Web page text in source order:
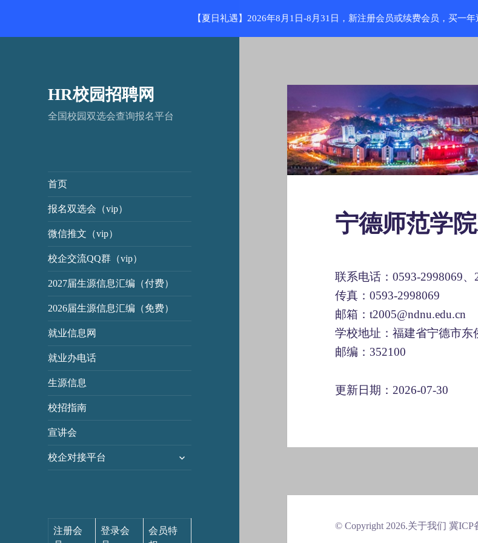
HR校园招聘网
全国校园双选会查询报名平台
首页
报名双选会（vip）
微信推文（vip）
校企交流QQ群（vip）
2027届生源信息汇编（付费）
2026届生源信息汇编（免费）
就业信息网
就业办电话
生源信息
校招指南
宣讲会
校企对接平台
注册会
登录会
会员特
宁德师范学
联系电话：0593-2998069、
传真：0593-2998069
邮箱：t2005@ndnu.edu.cn
学校地址：福建省宁德市东
邮编：352100
更新日期：2026-07-30
© Copyright 2026.关于我们 冀ICP
【夏日礼遇】2026年8月1日-8月31日，新注册会员或续费会员，买一年